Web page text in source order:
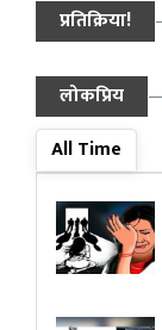
प्रतिक्रिया!
लोकप्रिय
All Time